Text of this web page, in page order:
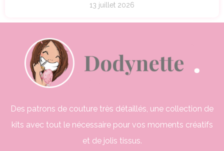
13 juillet 2026
Des patrons de couture très détaillés, une collection de
kits avec tout le nécessaire pour vos moments créatifs
et de jolis tissus.